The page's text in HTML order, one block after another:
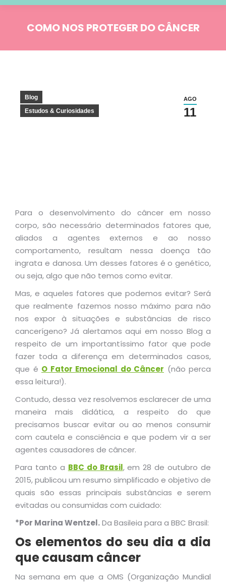
COMO NOS PROTEGER DO CÂNCER
AGO
11
Blog
Estudos & Curiosidades
Para o desenvolvimento do câncer em nosso
corpo, são necessário determinados fatores que,
aliados a agentes externos e ao nosso
comportamento, resultam nessa doença tão
ingrata e danosa. Um desses fatores é o genético,
ou seja, algo que não temos como evitar.
Mas, e aqueles fatores que podemos evitar? Será
que realmente fazemos nosso máximo para não
nos expor à situações e substâncias de risco
cancerígeno? Já alertamos aqui em nosso Blog a
respeito de um importantíssimo fator que pode
fazer toda a diferença em determinados casos,
que é O Fator Emocional do Câncer (não perca
essa leitura!).
Contudo, dessa vez resolvemos esclarecer de uma
maneira mais didática, a respeito do que
precisamos buscar evitar ou ao menos consumir
com cautela e consciência e que podem vir a ser
agentes causadores de câncer.
Para tanto a BBC do Brasil, em 28 de outubro de
2015, publicou um resumo simplificado e objetivo de
quais são essas principais substâncias e serem
evitadas ou consumidas com cuidado:
*Por Marina Wentzel.Da Basileia para a BBC Brasil:
Os elementos do seu dia a dia
que causam câncer
Na semana em que a OMS (Organização Mundial